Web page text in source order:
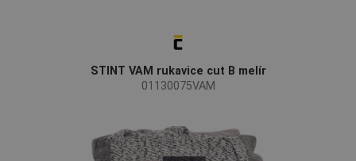
STINT VAM rukavice cut B melír
01130075VAM